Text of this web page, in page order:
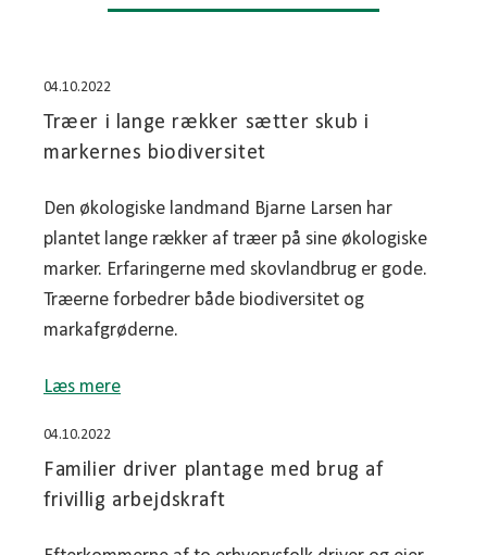
04.10.2022
Træer i lange rækker sætter skub i
markernes biodiversitet
Den økologiske landmand Bjarne Larsen har
plantet lange rækker af træer på sine økologiske
marker. Erfaringerne med skovlandbrug er gode.
Træerne forbedrer både biodiversitet og
markafgrøderne.
Læs mere
04.10.2022
Familier driver plantage med brug af
frivillig arbejdskraft